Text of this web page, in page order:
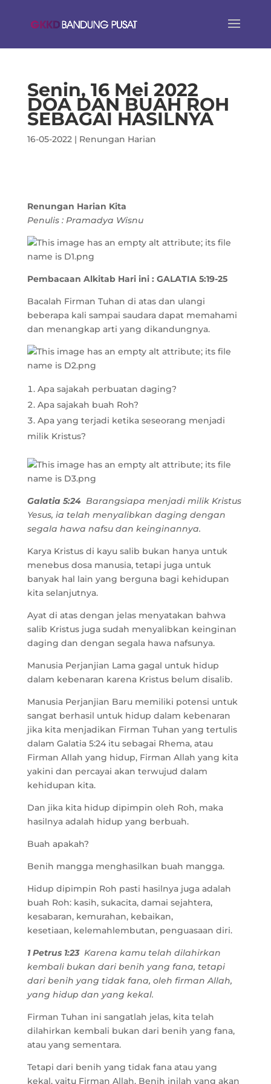
Senin, 16 Mei 2022
DOA DAN BUAH ROH
SEBAGAI HASILNYA
16-05-2022| Renungan Harian
Renungan Harian Kita
Penulis : Pramadya Wisnu
Pembacaan Alkitab Hari ini : GALATIA 5:19-25
Bacalah Firman Tuhan di atas dan ulangi
beberapa kali sampai saudara dapat memahami
dan menangkap arti yang dikandungnya.
Apa sajakah perbuatan daging?
Apa sajakah buah Roh?
Apa yang terjadi ketika seseorang menjadi
milik Kristus?
Galatia 5:24Barangsiapa menjadi milik Kristus
Yesus, ia telah menyalibkan daging dengan
segala hawa nafsu dan keinginannya.
Karya Kristus di kayu salib bukan hanya untuk
menebus dosa manusia, tetapi juga untuk
banyak hal lain yang berguna bagi kehidupan
kita selanjutnya.
Ayat di atas dengan jelas menyatakan bahwa
salib Kristus juga sudah menyalibkan keinginan
daging dan dengan segala hawa nafsunya.
Manusia Perjanjian Lama gagal untuk hidup
dalam kebenaran karena Kristus belum disalib.
Manusia Perjanjian Baru memiliki potensi untuk
sangat berhasil untuk hidup dalam kebenaran
jika kita menjadikan Firman Tuhan yang tertulis
dalam Galatia 5:24 itu sebagai Rhema, atau
Firman Allah yang hidup, Firman Allah yang kita
yakini dan percayai akan terwujud dalam
kehidupan kita.
Dan jika kita hidup dipimpin oleh Roh, maka
hasilnya adalah hidup yang berbuah.
Buah apakah?
Benih mangga menghasilkan buah mangga.
Hidup dipimpin Roh pasti hasilnya juga adalah
buah Roh: kasih, sukacita, damai sejahtera,
kesabaran, kemurahan, kebaikan,
kesetiaan, kelemahlembutan, penguasaan diri.
1 Petrus 1:23Karena kamu telah dilahirkan
kembali bukan dari benih yang fana, tetapi
dari benih yang tidak fana, oleh firman Allah,
yang hidup dan yang kekal.
Firman Tuhan ini sangatlah jelas, kita telah
dilahirkan kembali bukan dari benih yang fana,
atau yang sementara.
Tetapi dari benih yang tidak fana atau yang
kekal, yaitu Firman Allah. Benih inilah yang akan